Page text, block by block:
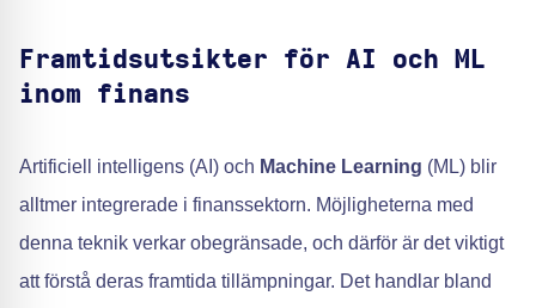
Framtidsutsikter för AI och ML
inom finans
Artificiell intelligens (AI) och Machine Learning (ML) blir
alltmer integrerade i finanssektorn. Möjligheterna med
denna teknik verkar obegränsade, och därför är det viktigt
att förstå deras framtida tillämpningar. Det handlar bland